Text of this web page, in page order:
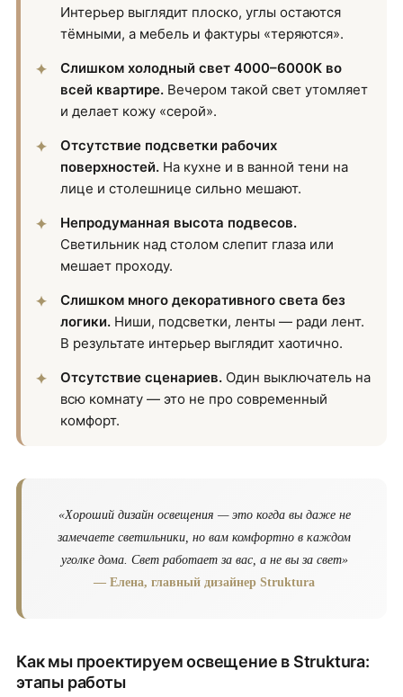
Интерьер выглядит плоско, углы остаются
тёмными, а мебель и фактуры «теряются».
Слишком холодный свет 4000–6000K во
всей квартире. Вечером такой свет утомляет
и делает кожу «серой».
Отсутствие подсветки рабочих
поверхностей. На кухне и в ванной тени на
лице и столешнице сильно мешают.
Непродуманная высота подвесов.
Светильник над столом слепит глаза или
мешает проходу.
Слишком много декоративного света без
логики. Ниши, подсветки, ленты — ради лент.
В результате интерьер выглядит хаотично.
Отсутствие сценариев. Один выключатель на
всю комнату — это не про современный
комфорт.
«Хороший дизайн освещения — это когда вы даже не
замечаете светильники, но вам комфортно в каждом
уголке дома. Свет работает за вас, а не вы за свет»
— Елена, главный дизайнер Struktura
Как мы проектируем освещение в Struktura:
этапы работы